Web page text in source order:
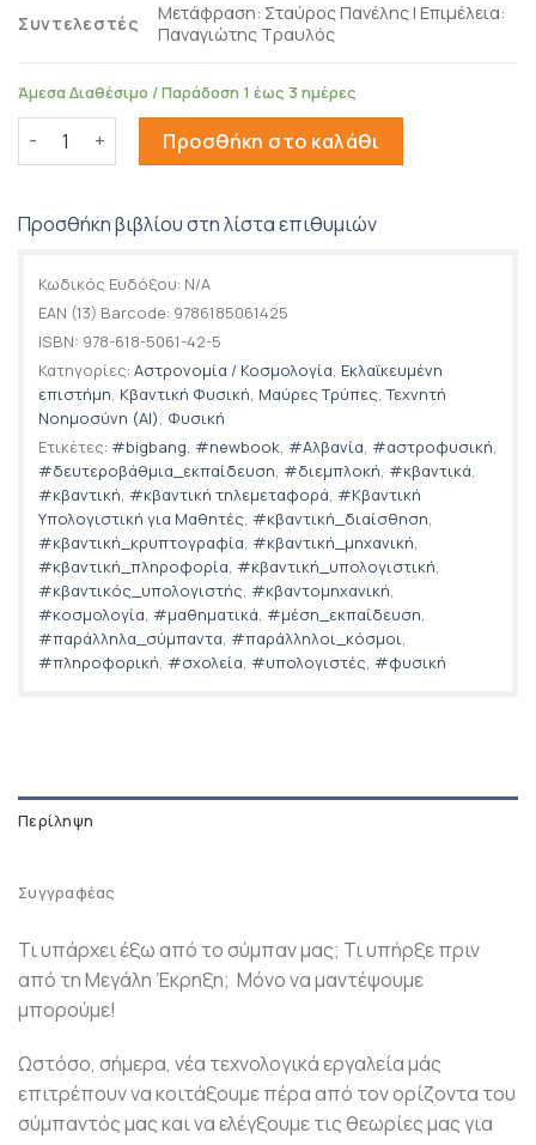
Συντελεστές
Μετάφραση: Σταύρος Πανέλης | Επιμέλεια:
Παναγιώτης Τραυλός
Άμεσα Διαθέσιμο / Παράδοση 1 έως 3 ημέρες
Πριν από το Big Bang ποσότητα
Προσθήκη στο καλάθι
Προσθήκη βιβλίου στη λίστα επιθυμιών
Κωδικός Ευδόξου: N/A
EAN (13) Barcode: 9786185061425
ISBN: 978-618-5061-42-5
Κατηγορίες: Αστρονομία / Κοσμολογία, Εκλαϊκευμένη
επιστήμη, Κβαντική Φυσική, Μαύρες Τρύπες,Τεχνητή
Νοημοσύνη (AI), Φυσική
Ετικέτες: #bigbang, #newbook, #Αλβανία, #αστροφυσική,
#δευτεροβάθμια_εκπαίδευση, #διεμπλοκή, #κβαντικά,
#κβαντική, #κβαντική τηλεμεταφορά, #Κβαντική
Υπολογιστική για Μαθητές, #κβαντική_διαίσθηση,
#κβαντική_κρυπτογραφία, #κβαντική_μηχανική,
#κβαντική_πληροφορία, #κβαντική_υπολογιστική,
#κβαντικός_υπολογιστής, #κβαντομηχανική,
#κοσμολογία, #μαθηματικά, #μέση_εκπαίδευση,
#παράλληλα_σύμπαντα, #παράλληλοι_κόσμοι,
#πληροφορική, #σχολεία, #υπολογιστές, #φυσική
Περίληψη
Συγγραφέας
Τι υπάρχει έξω από το σύμπαν μας; Τι υπήρξε πριν
από τη Μεγάλη Έκρηξη; Μόνο να μαντέψουμε
μπορούμε!
Ωστόσο, σήμερα, νέα τεχνολογικά εργαλεία μάς
επιτρέπουν να κοιτάξουμε πέρα από τον ορίζοντα του
σύμπαντός μας και να ελέγξουμε τις θεωρίες μας για